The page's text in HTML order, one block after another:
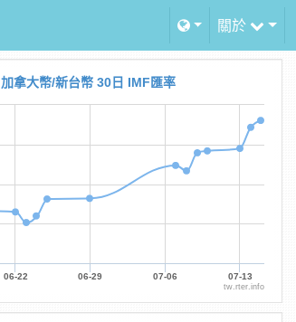
關於
加拿大幣/新台幣 30日 IMF匯率
06-22 06-29 07-06 07-13
tw.rter.info